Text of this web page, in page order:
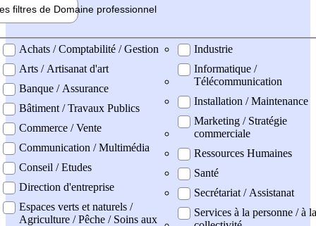
filtres de Domaine professionnel
professionel
Achats / Comptabilité / Gestion
Arts / Artisanat d'art
Banque / Assurance
Bâtiment / Travaux Publics
Commerce / Vente
Communication / Multimédia
Conseil / Etudes
Direction d'entreprise
Espaces verts et naturels /
Agriculture / Pêche / Soins aux
Industrie
Informatique /
Télécommunication
Installation / Maintenance
Marketing / Stratégie
commerciale
Ressources Humaines
Santé
Secrétariat / Assistanat
Services à la personne / à la